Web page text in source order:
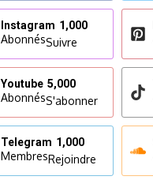
Instagram 1,000
AbonnésSuivre
Youtube 5,000
AbonnésS'abonner
Telegram 1,000
MembresRejoindre